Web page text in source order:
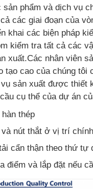
sản phẩm và dịch vụ
các giai đoạn của
khai các biện pháp
kiểm tra tất cả các
xuất.Các nhân viên
tạo cao của chúng tôi
sản xuất được thiết
cụ thể của dự án
thép
nút thắt ở vị trí
cẩn thận theo thứ tự
điểm và lắp đặt nếu